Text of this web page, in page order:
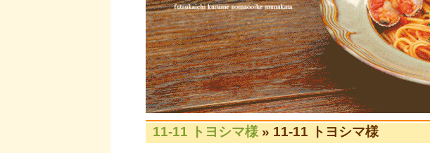
11-11 トヨシマ様 » 11-11 トヨシマ様